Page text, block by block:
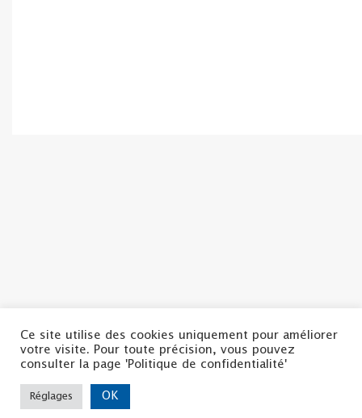
Politique de confidentialité
Mentions légales
Copyright ©2022 | La CSF
Ce site utilise des cookies uniquement pour améliorer
votre visite. Pour toute précision, vous pouvez
consulter la page 'Politique de confidentialité'
Réglages OK